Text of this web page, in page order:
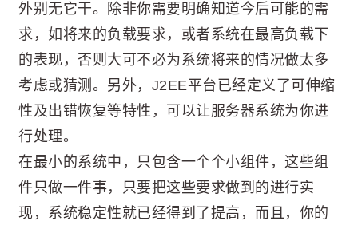
外别无它干。除非你需要明确知道今后可能的需
求，如将来的负载要求，或者系统在最高负载下
的表现，否则大可不必为系统将来的情况做太多
考虑或猜测。另外，J2EE平台已经定义了可伸缩
性及出错恢复等特性，可以让服务器系统为你进
行处理。
在最小的系统中，只包含一个个小组件，这些组
件只做一件事，只要把这些要求做到的进行实
现，系统稳定性就已经得到了提高，而且，你的